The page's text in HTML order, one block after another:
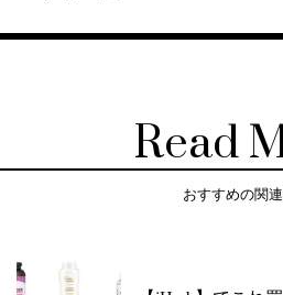
Read
おすすめの関